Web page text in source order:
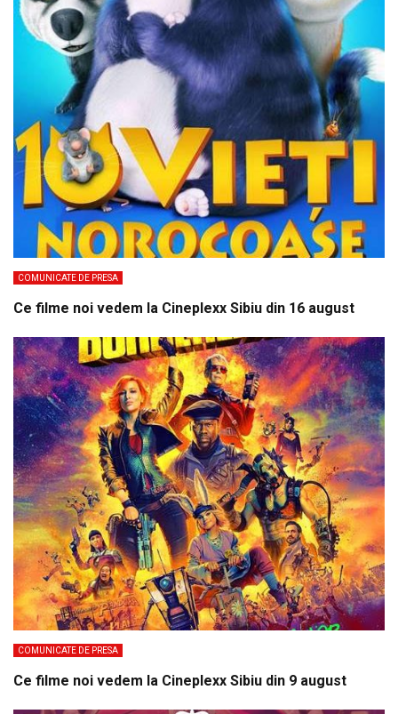
COMUNICATE DE PRESA
Ce filme noi vedem la Cineplexx Sibiu din 16 august
COMUNICATE DE PRESA
Ce filme noi vedem la Cineplexx Sibiu din 9 august